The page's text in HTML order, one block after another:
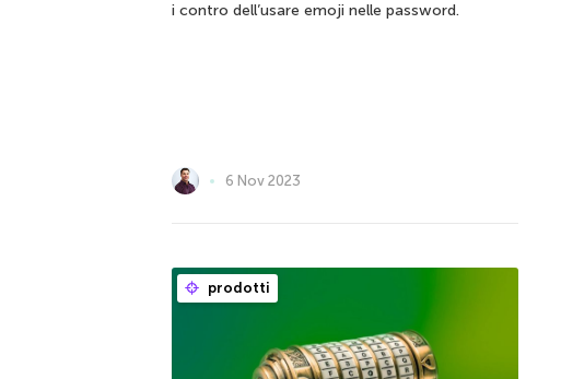
i contro dell’usare emoji nelle password.
6 Nov 2023
prodotti